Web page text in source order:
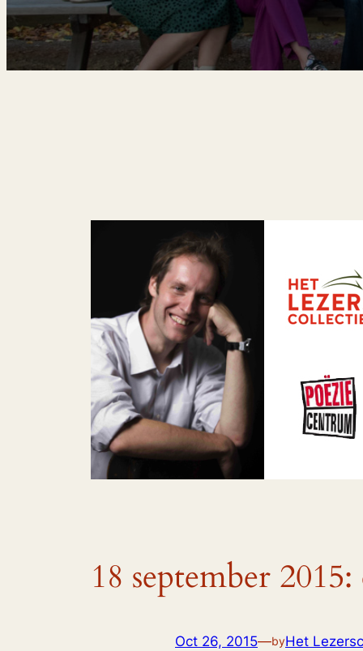
18 september
Oct 26, 2015—byHet